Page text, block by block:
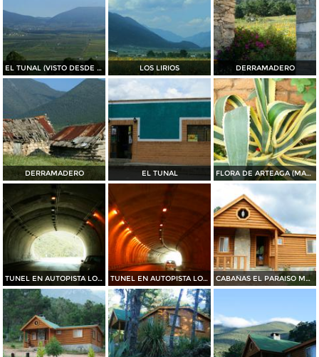
EL TUNAL (VISTO DESDE EL PUERTO DE JAME) LOS LIRIOS DERRAMADERO
DERRAMADERO EL TUNAL FLORA DE ARTEAGA (MAGUEY)
TUNEL EN AUTOPISTA LOS CHORROS TUNEL EN AUTOPISTA LOS CHORROS CABAÑAS EL PARAISO MAGISTERIAL